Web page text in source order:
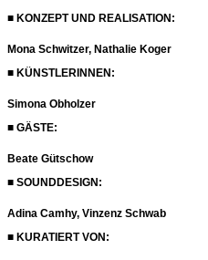
■ KONZEPT UND REALISATION:
Mona Schwitzer, Nathalie Koger
■ KÜNSTLERINNEN:
Simona Obholzer
■ GÄSTE:
Beate Gütschow
■ SOUNDDESIGN :
Adina Camhy, Vinzenz Schwab
■ KURATIERT VON: